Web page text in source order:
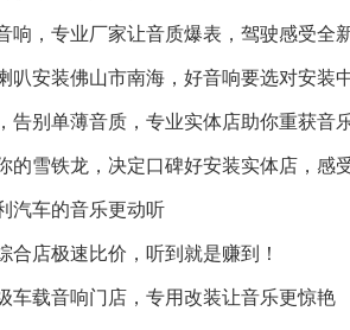
响，专业厂家让音质爆表，驾驶感受全
叭安装佛山市南海，好音响要选对安装
告别单薄音质，专业实体店助你重获音
的雪铁龙，决定口碑好安装实体店，感
汽车的音乐更动听
合店极速比价，听到就是赚到！
车载音响门店，专用改装让音乐更惊艳